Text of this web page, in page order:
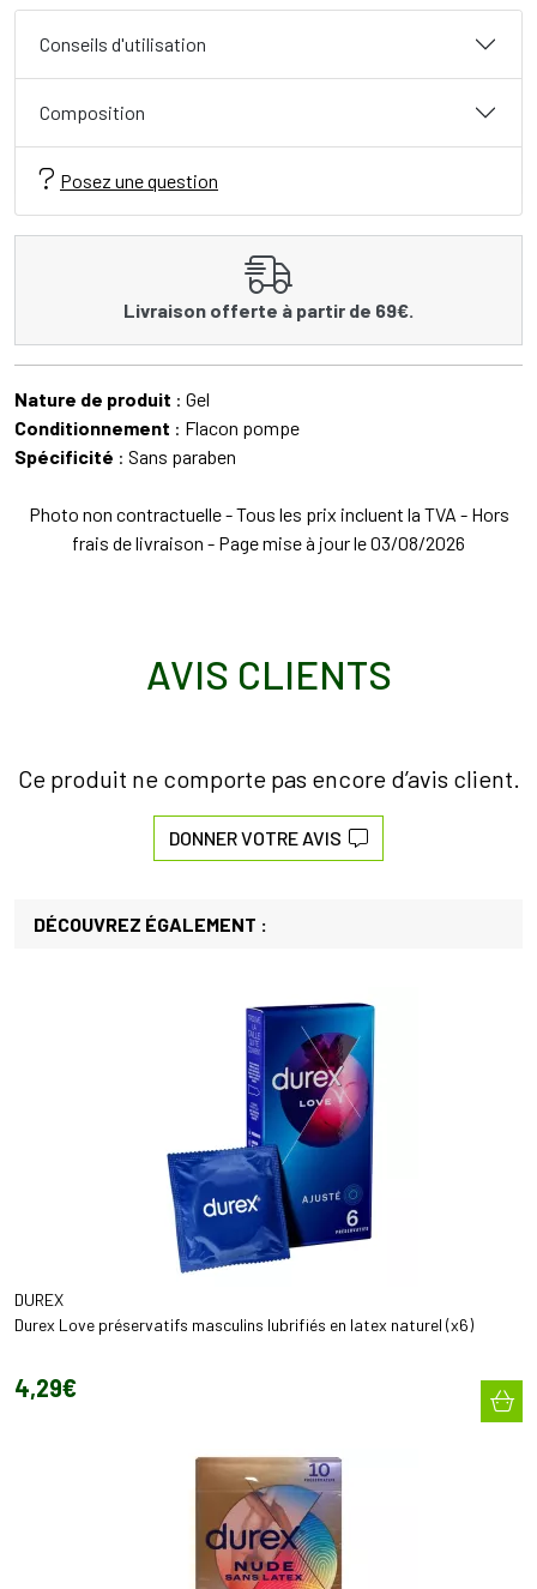
Conseils d'utilisation
Composition
Posez une question
Livraison offerte à partir de 69€.
Nature de produit : Gel
Conditionnement : Flacon pompe
Spécificité : Sans paraben
Photo non contractuelle - Tous les prix incluent la TVA - Hors
frais de livraison - Page mise à jour le 03/08/2026
AVIS CLIENTS
Ce produit ne comporte pas encore d’avis client.
DONNER VOTRE AVIS
DÉCOUVREZ ÉGALEMENT :
DUREX
Durex Love préservatifs masculins lubrifiés en latex naturel (x6)
4,29€